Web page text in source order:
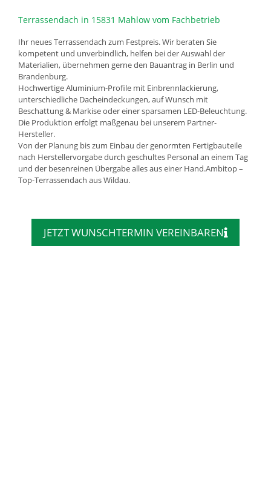
Terrassendach in 15831 Mahlow vom Fachbetrieb
Ihr neues Terrassendach zum Festpreis. Wir beraten Sie
kompetent und unverbindlich, helfen bei der Auswahl der
Materialien, übernehmen gerne den Bauantrag in Berlin und
Brandenburg.
Hochwertige Aluminium-Profile mit Einbrennlackierung,
unterschiedliche Dacheindeckungen, auf Wunsch mit
Beschattung & Markise oder einer sparsamen LED-Beleuchtung.
Die Produktion erfolgt maßgenau bei unserem Partner-
Hersteller.
Von der Planung bis zum Einbau der genormten Fertigbauteile
nach Herstellervorgabe durch geschultes Personal an einem Tag
und der besenreinen Übergabe alles aus einer Hand.Ambitop –
Top-Terrassendach aus Wildau.
JETZT WUNSCHTERMIN VEREINBAREN